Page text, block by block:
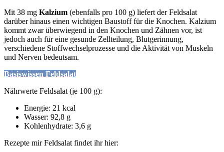
Mit 38 mg Kalzium (ebenfalls pro 100 g) liefert der Feldsalat
darüber hinaus einen wichtigen Baustoff für die Knochen. Kalzium
kommt zwar überwiegend in den Knochen und Zähnen vor, ist
jedoch auch für eine gesunde Zellteilung, Blutgerinnung,
verschiedene Stoffwechselprozesse und die Aktivität von Muskeln
und Nerven bedeutsam.
Basiswissen Feldsalat
Nährwerte Feldsalat (je 100 g):
Energie: 21 kcal
Wasser: 92,8 g
Kohlenhydrate: 3,6 g
Rezepte mir Feldsalat findet ihr hier: